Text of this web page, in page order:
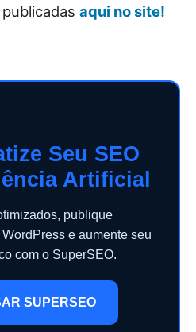
aqui no site!
Seu SEO
Artificial
publique
e aumente seu
com o SuperSEO.
SUPERSEO